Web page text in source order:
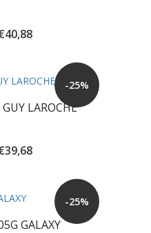
40,88Η
€40,88.
-25%
LAROCHE
39,68Η
€39,68.
-25%
GALAXY